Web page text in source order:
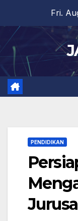
content
Fri.
PENDIDIKAN